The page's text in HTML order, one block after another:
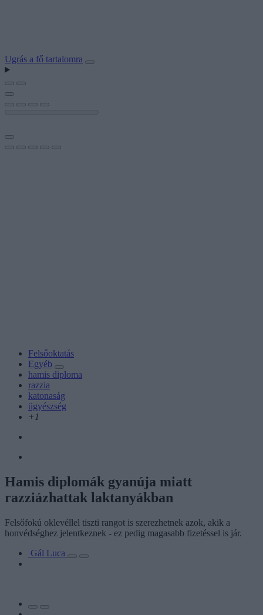
Ugrás a fő tartalomra
Felsőoktatás
Egyéb
hamis diploma
razzia
katonaság
ügyészség
+1
Hamis diplomák gyanúja miatt
razziázhattak laktanyákban
Felsőfokú oklevéllel tiszti rangot is szerezhetnek azok, akik a
honvédséghez jelentkeznek - ez pedig magasabb fizetéssel is jár.
Gál Luca